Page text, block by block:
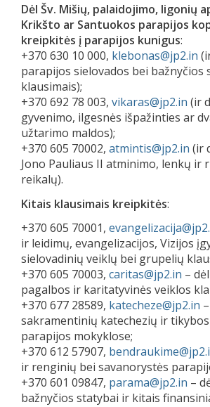
Dėl Šv. Mišių, palaidojimo, ligonių
Krikšto ar Santuokos parapijos
kreipkitės į parapijos kunigus:
+370 630 10 000, klebonas@jp2.in
parapijos sielovados bei bažnyčios
klausimais);
+370 692 78 003, vikaras@jp2.in (ir
gyvenimo, ilgesnės išpažinties ar
užtarimo maldos);
+370 605 70002, atmintis@jp2.in (ir
Jono Pauliaus II atminimo, lenkų ir
reikalų).
Kitais klausimais kreipkitės:
+370 605 70001,
ir leidimų, evangelizacijos, Vizijos
sielovadinių veiklų bei grupelių
+370 605 70003, caritas@jp2.in –
pagalbos ir karitatyvinės veiklos
+370 677 28589, katecheze@jp2.in
sakramentinių katechezių ir
parapijos mokyklose;
+370 612 57907,
ir renginių bei savanorystės
+370 601 09847, parama@jp2.in –
bažnyčios statybai ir kitais